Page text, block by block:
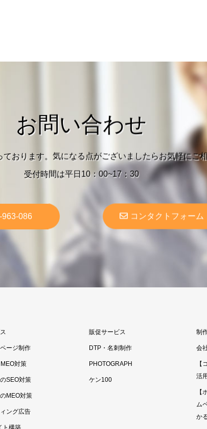
お問い合わせ
おります。気になる点がございましたらお気軽にご相
受付時間は平日10：00~17：30
963-086 コンタクトフォーム
ージ制作
対策
SEO対策
MEO対策
ング広告
ト構築
販促サービス
DTP・名刺制作
PHOTOGRAPH
ケン100
制
会
【
活
【
ム
か